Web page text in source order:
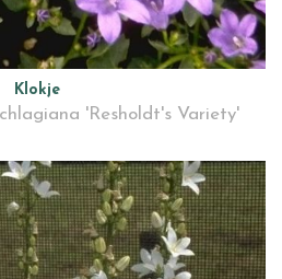
Klokje
'Resholdt's Variety'